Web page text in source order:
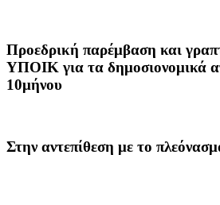
Προεδρική παρέμβαση και
ΥΠΟΙΚ για τα δημοσιονομικά
10μήνου
Στην αντεπίθεση με το